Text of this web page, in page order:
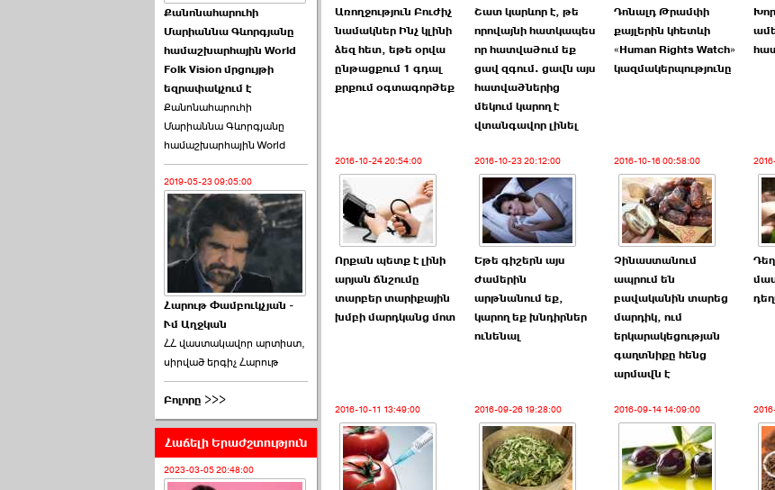
ԱԺ նախագահի
թեկնածու է ընտրվել
Ռուբեն Ռուբինյանը ›››
2026-06-23 21:28:00
«Ժողովուրդ»-ը
հերթական ›››
2026-06-21 23:00:00
armlur.ՔՊ-ի ներսում
սպասում են ›››
Քանոնահարուհի
Մարիաննա Գևորգյանը
համաշխարհային World
Folk Vision մրցույթի
եզրափակչում է
Քանոնահարուհի
Մարիաննա Գևորգյանը
համաշխարհային World
2019-05-23 09:05:00
Հարութ Փամբուկչյան -
Ւմ Աղջկան
ՀՀ վաստակավոր արտիստ,
սիրված երգիչ Հարութ
Բոլորը >>>
Հաճելի Երաժշտություն
2023-03-05 20:48:00
Առողջություն Բուժիչ
նամակներ Ինչ կլինի
ձեզ հետ, եթե օրվա
ընթացքում 1 գդալ
քրքում օգտագործեք
Շատ կարևոր է, թե
որովայնի հատկապես
որ հատվածում եք
ցավ զգում. ցավն այս
հատվածներից
մեկում կարող է
վտանգավոր լինել
Դոնալդ Թրամփի
քայլերին կհետևի
«Human Rights Watch»
կազմակերպությունը
2016-10-24 20:54:00
Որքան պետք է լինի
արյան ճնշումը
տարբեր տարիքային
խմբի մարդկանց մոտ
2016-10-23 20:12:00
Եթե գիշերն այս
ժամերին
արթնանում եք,
կարող եք խնդիրներ
ունենալ
2016-10-16 00:58:00
Չինաստանում
ապրում են
բավականին տարեց
մարդիկ, ում
երկարակեցության
գաղտնիքը հենց
արմավն է
2016-10-11 13:49:00 2016-09-26 19:28:00 2016-09-14 14:09:00